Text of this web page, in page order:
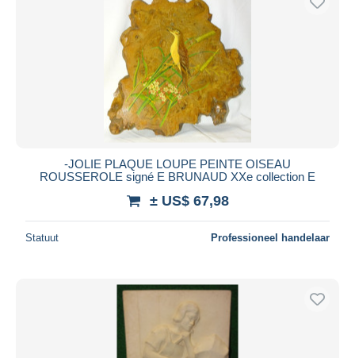
-JOLIE PLAQUE LOUPE PEINTE OISEAU
ROUSSEROLE signé E BRUNAUD XXe collection E
± US$ 67,98
Statuut Professioneel handelaar